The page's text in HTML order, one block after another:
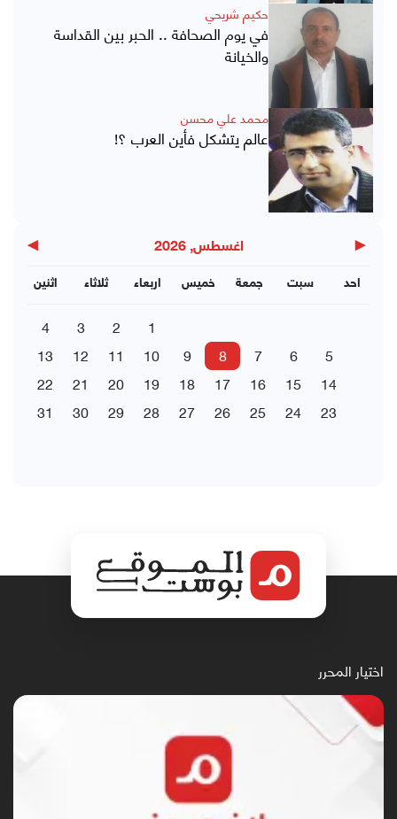
حكيم شريحي
في يوم الصحافة .. الحبر بين القداسة
والخيانة
محمد علي محسن
عالم يتشكل فأين العرب ؟!
◀ اغسطس, 2026 ▶
اثنين ثلاثاء اربعاء خميس جمعة سبت احد
1
2
3
4
5
6
7
8
9
10
11
12
13
14
15
16
17
18
19
20
21
22
23
24
25
26
27
28
29
30
31
اختيار المحرر